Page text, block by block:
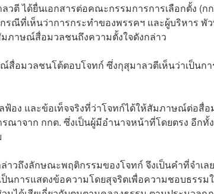
ตี ได้ยื่นเอกสารต่อคณะกรรมการการเลือกตั้ง (ก
ณีที่เห็นว่าการกระทำของพรรคฯ และผู้บริหาร พั
ภาษณ์สื่อมวลชนถึงความตั้งใจดังกล่าว
อมวลชนโต้ตอบโจทก์ ซึ่งกุสุมาลวตีเห็นว่าเป็นกา
อง และข้อเท็จจริงที่ว่าโจทก์ได้ให้สัมภาษณ์ต่อสื่
ณาจาก กกต. ซึ่งเป็นผู้มีอำนาจหน้าที่โดยตรง อีกทั้
ถึงลักษณะพฤติกรรมของโจทก์ จึงเป็นคำที่จำเล
นการแสดงข้อความโดยสุจริตเพื่อความชอบธรรม